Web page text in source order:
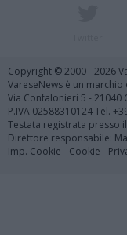
Copyright © 2000 - 2026
VareseNews è un marchio
Via Confalonieri 5 - 21040
P.IVA 02588310124 Tel.
Testata registrata presso
Direttore responsabile:
Imp. Cookie - Cookie -